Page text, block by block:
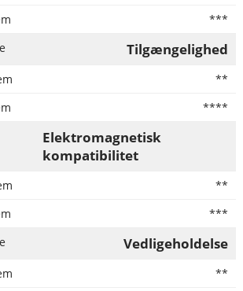
***
Tilgængelighed
**
****
Elektromagnetisk
kompatibilitet
**
***
Vedligeholdelse
**